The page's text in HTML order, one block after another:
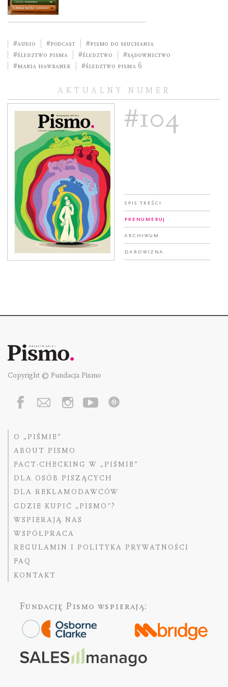
#audio #podcast
#pismo do słuchania
#śledztwo pisma
#śledztwo
#sądownictwo
#Maria Hawranek
#Śledztwo Pisma 6
AKTUALNY NUMER
#104
Spis treści
Prenumeruj
Archiwum
Darowizna
Copyright © Fundacja Pismo
O „PIŚMIE”
ABOUT PISMO
FACT-CHECKING W „PIŚMIE”
DLA OSÓB PISZĄCYCH
DLA REKLAMODAWCÓW
GDZIE KUPIĆ „PISMO”?
WSPIERAJĄ NAS
WSPÓŁPRACA
REGULAMIN I POLITYKA PRYWATNOŚCI
FAQ
KONTAKT
Fundację Pismo wspierają: